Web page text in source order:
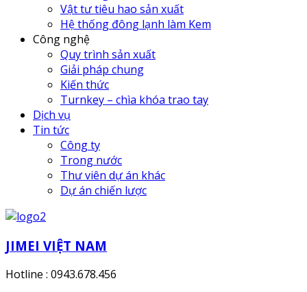
Vật tư tiêu hao sản xuất
Hệ thống đông lạnh làm Kem
Công nghệ
Quy trình sản xuất
Giải pháp chung
Kiến thức
Turnkey – chìa khóa trao tay
Dịch vụ
Tin tức
Công ty
Trong nước
Thư viên dự án khác
Dự án chiến lược
JIMEI VIỆT NAM
Hotline : 0943.678.456